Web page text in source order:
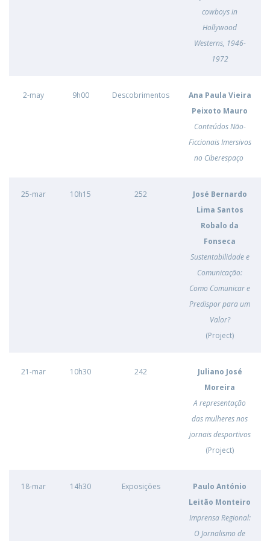
cowboys in
Hollywood
Westerns, 1946-
1972
2-may 9h00 Descobrimentos
Ana Paula Vieira
Peixoto Mauro
Conteúdos Não-
Ficcionais Imersivos
no Ciberespaço
25-mar 10h15 252
José Bernardo
Lima Santos
Robalo da
Fonseca
Sustentabilidade e
Comunicação:
Como Comunicar e
Predispor para um
Valor?
(Project)
21-mar 10h30 242
Juliano José
Moreira
A representação
das mulheres nos
jornais desportivos
(Project)
18-mar 14h30 Exposições
Paulo António
Leitão Monteiro
Imprensa Regional:
O Jornalismo de